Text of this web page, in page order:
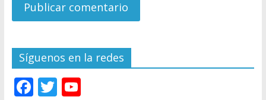
Síguenos en la redes
F T Y